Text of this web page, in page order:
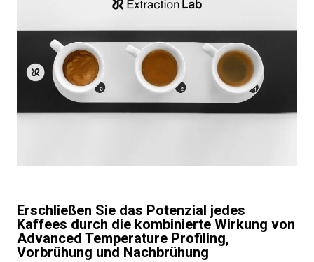
Erschließen Sie das Potenzial jedes
Kaffees durch die kombinierte Wirkung von
Advanced Temperature Profiling,
Vorbrühung und Nachbrühung